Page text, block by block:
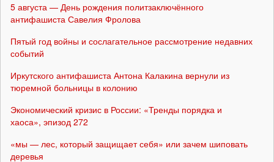
5 августа — День рождения политзаключённого
антифашиста Савелия Фролова
Пятый год войны и сослагательное рассмотрение недавних
событий
Иркутского антифашиста Антона Калакина вернули из
тюремной больницы в колонию
Экономический кризис в России: «Тренды порядка и
хаоса», эпизод 272
«мы — лес, который защищает себя» или зачем шиповать
деревья